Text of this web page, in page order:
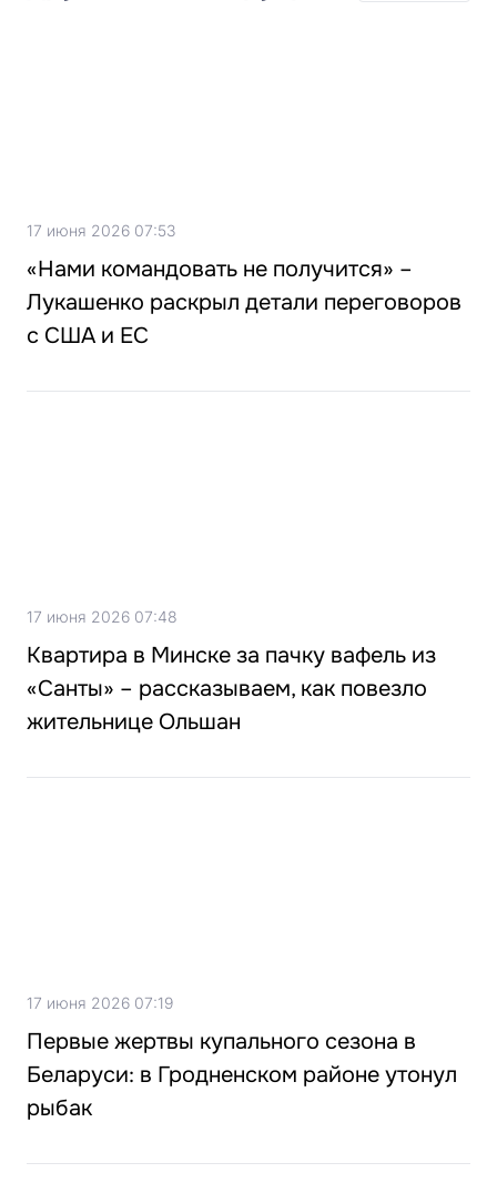
17 июня 2026 07:53
«Нами командовать не получится» –
Лукашенко раскрыл детали переговоров
с США и ЕС
17 июня 2026 07:48
Квартира в Минске за пачку вафель из
«Санты» – рассказываем, как повезло
жительнице Ольшан
17 июня 2026 07:19
Первые жертвы купального сезона в
Беларуси: в Гродненском районе утонул
рыбак